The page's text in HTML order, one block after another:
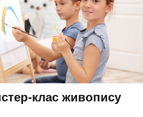
клас живопису